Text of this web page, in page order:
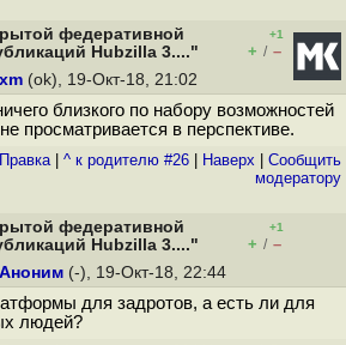
федеративной
Hubzilla 3...."
+1
+ / –
xm (ok), 19-Окт-18, 21:02
близкого по набору возможностей
просматривается в перспективе.
Правка| ^ к родителю #26 Наверх
Cообщить
модератору
федеративной
Hubzilla 3...."
+1
+ / –
Аноним (-), 19-Окт-18, 22:44
для зaдрoтов, а есть ли для
людей?